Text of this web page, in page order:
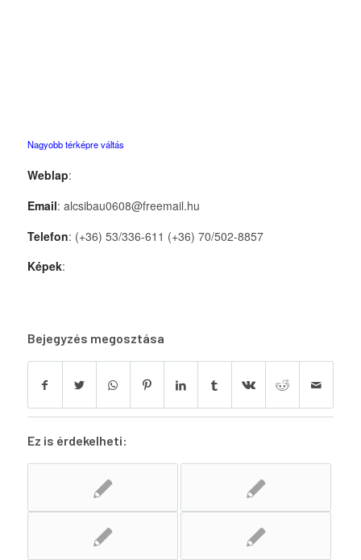
Nagyobb térképre váltás
Weblap:
Email: alcsibau0608@freemail.hu
Telefon: (+36) 53/336-611 (+36) 70/502-8857
Képek:
Bejegyzés megosztása
Ez is érdekelheti: